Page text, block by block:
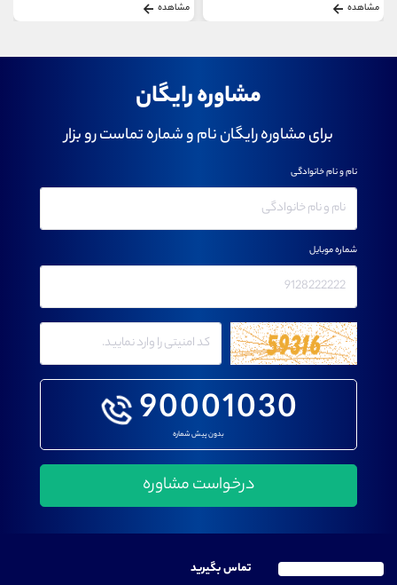
مشاهده مشاهده
مشاوره رایگان
برای مشاوره رایگان نام و شماره تماست رو بزار
90001030
بدون پیش شماره
نام و نام خانوادگی
شماره موبایل
تماس بگیرید